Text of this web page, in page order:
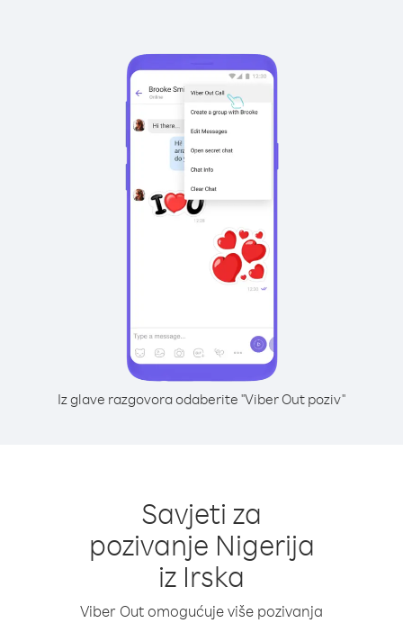
Iz glave razgovora odaberite "Viber Out poziv"
Savjeti za
pozivanje Nigerija
iz Irska
Viber Out omogućuje više pozivanja